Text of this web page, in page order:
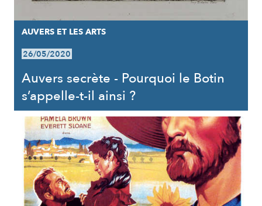
AUVERS ET LES ARTS
26/05/2020
Auvers secrète - Pourquoi le Botin
s’appelle-t-il ainsi ?